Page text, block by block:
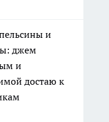
и
джем
и
достаю к